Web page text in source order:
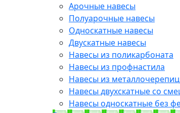
Арочные навесы
Полуарочные навесы
Односкатные навесы
Двускатные навесы
Навесы из поликарбоната
Навесы из профнастила
Навесы из
Навесы двухскатные со
Навесы односкатные без